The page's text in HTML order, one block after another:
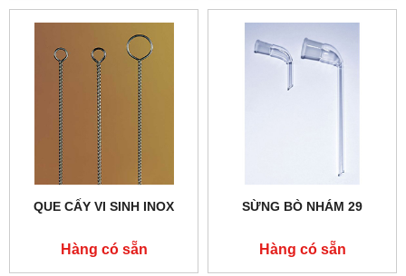
QUE CẤY VI SINH INOX
Hàng có sẵn
SỪNG BÒ NHÁM 29
Hàng có sẵn